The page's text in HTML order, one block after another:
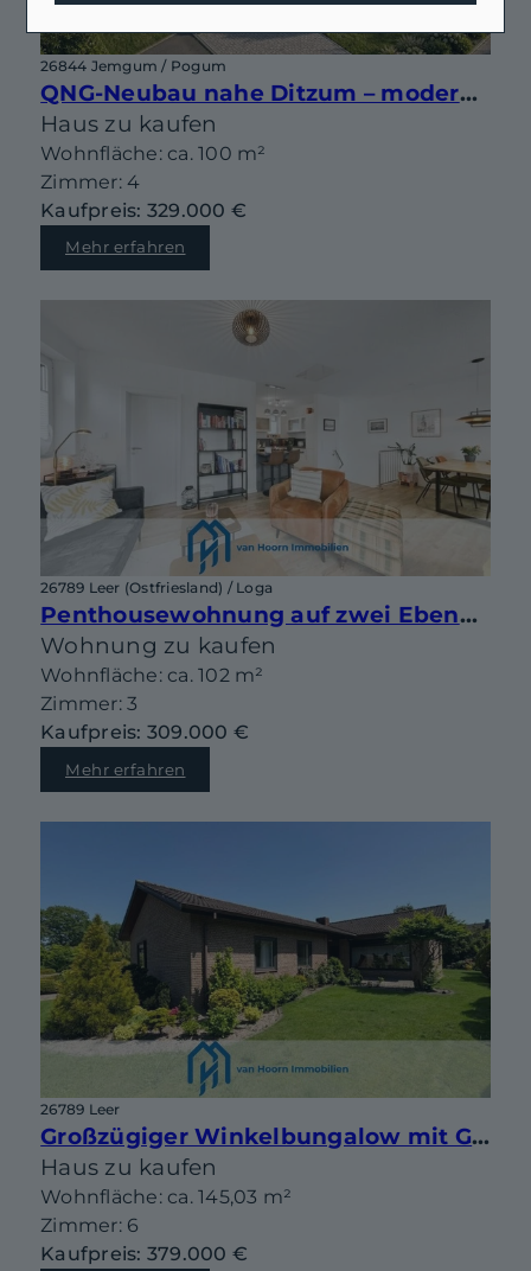
26844 Jemgum / Pogum
QNG-Neubau nahe Ditzum – moderne Doppelhaushälfte mit Gestaltungsspielraum
Haus zu kaufen
Wohnfläche: ca. 100 m²
Zimmer: 4
Kaufpreis: 329.000 €
Mehr erfahren
26789 Leer (Ostfriesland) / Loga
Penthousewohnung auf zwei Ebenen mit sonniger Dachterrasse in begehrter Lage von Leer-Loga
Wohnung zu kaufen
Wohnfläche: ca. 102 m²
Zimmer: 3
Kaufpreis: 309.000 €
Mehr erfahren
26789 Leer
Großzügiger Winkelbungalow mit Garage und großem Garten in bester Lage von Leer-Heisfelde
Haus zu kaufen
Wohnfläche: ca. 145,03 m²
Zimmer: 6
Kaufpreis: 379.000 €